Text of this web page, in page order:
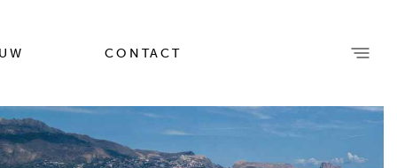
CONTACT